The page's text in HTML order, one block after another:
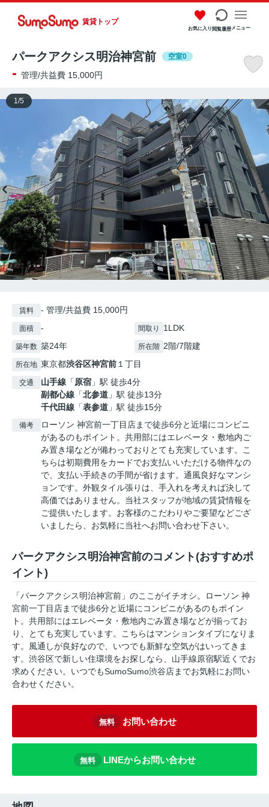
賃貸トップ
お気に入り閲覧履歴メニュー
パークアクシス明治神宮前 空室0
- 管理/共益費 15,000円
1 /5
賃料 - 管理/共益費 15,000円
面積 - 間取り 1LDK
築年数 築24年 所在階 2階/7階建
所在地 東京都渋谷区神宮前 １丁目
交通 山手線 「原宿 」駅 徒歩4分
副都心線 「北参道 」駅 徒歩13分
千代田線 「表参道 」駅 徒歩15分
備考
ローソン 神宮前一丁目店まで徒歩6分と近場にコンビニ
があるのもポイント。共用部にはエレベータ・敷地内ご
み置き場などが備わっておりとても充実しています。こ
ちらは初期費用をカードでお支払いいただける物件なの
で、支払い手続きの手間が省けます。通風良好なマンシ
ョンです。外観タイル張りは、手入れを考えれば決して
高価ではありません。当社スタッフが地域の賃貸情報を
ご提供いたします。お客様のこだわりやご要望などござ
いましたら、お気軽に当社へお問い合わせ下さい。
パークアクシス明治神宮前のコメント(おすすめポ
イント)
「パークアクシス明治神宮前」のここがイチオシ。ローソン 神
宮前一丁目店まで徒歩6分と近場にコンビニがあるのもポイン
ト。共用部にはエレベータ・敷地内ごみ置き場などが揃ってお
り、とても充実しています。こちらはマンションタイプになりま
す。風通しが良好なので、いつでも新鮮な空気がはいってきま
す。渋谷区で新しい住環境をお探しなら、山手線原宿駅近くでお
求めください。いつでもSumoSumo渋谷店までお気軽にお問い
合わせください。
無料 お問い合わせ
無料 LINEからお問い合わせ